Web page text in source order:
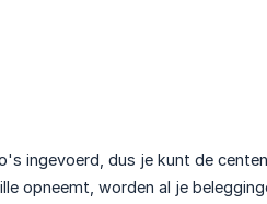
ingevoerd, dus je kunt de
opneemt, worden al je